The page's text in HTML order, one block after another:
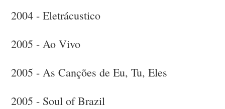
2004 - Eletrácustico
2005 - Ao Vivo
2005 - As Canções de Eu, Tu, Eles
2005 - Soul of Brazil